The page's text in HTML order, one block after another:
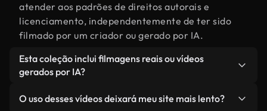
atender aos padrões de direitos autorais e
licenciamento, independentemente de ter sido
filmado por um criador ou gerado por IA.
Esta coleção inclui filmagens reais ou vídeos
gerados por IA?
por filmagens reais, feitas por humanos,
O uso desses vídeos deixará meu site mais lento?